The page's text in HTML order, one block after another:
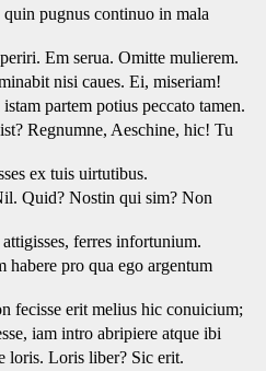
pugnus continuo in mala
Em serua. Omitte mulierem.
nisi caues. Ei, miseriam!
partem potius peccato tamen.
Regnumne, Aeschine, hic! Tu
ex tuis uirtutibus.
Quid? Nostin qui sim? Non
ferres infortunium.
habere pro qua ego argentum
fecisse erit melius hic conuicium;
iam intro abripiere atque ibi
loris. Loris liber? Sic erit.